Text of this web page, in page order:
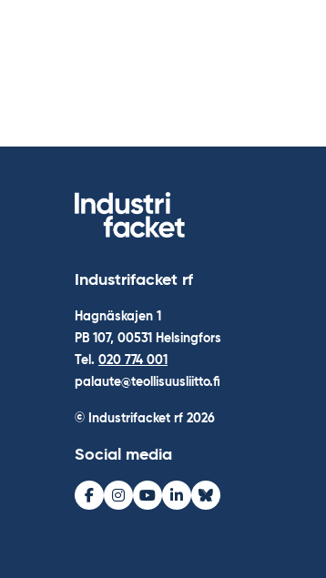
Industrifacket rf
Hagnäskajen 1
PB 107, 00531 Helsingfors
Tel. 020 774 001
palaute@teollisuusliitto.fi
© Industrifacket rf 2026
Social media
Facebook
Instagram
Youtube
LinkedInBluesky